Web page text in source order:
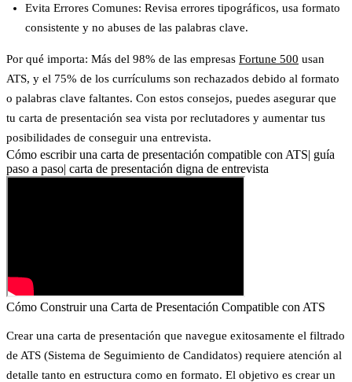
Evita Errores Comunes: Revisa errores tipográficos, usa formato
consistente y no abuses de las palabras clave.
Por qué importa: Más del 98% de las empresas Fortune 500 usan
ATS, y el 75% de los currículums son rechazados debido al formato
o palabras clave faltantes. Con estos consejos, puedes asegurar que
tu carta de presentación sea vista por reclutadores y aumentar tus
posibilidades de conseguir una entrevista.
Cómo escribir una carta de presentación compatible con ATS| guía
paso a paso| carta de presentación digna de entrevista
Cómo Construir una Carta de Presentación Compatible con ATS
Crear una carta de presentación que navegue exitosamente el filtrado
de ATS (Sistema de Seguimiento de Candidatos) requiere atención al
detalle tanto en estructura como en formato. El objetivo es crear un